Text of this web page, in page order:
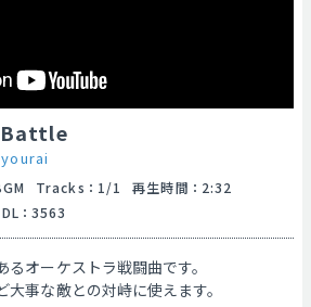
yourai
Tracks ： 1/1 再生時間 ： 2:32
DL ： 3563
るオーケストラ戦闘曲です。
大事な敵との対峙に使えます。